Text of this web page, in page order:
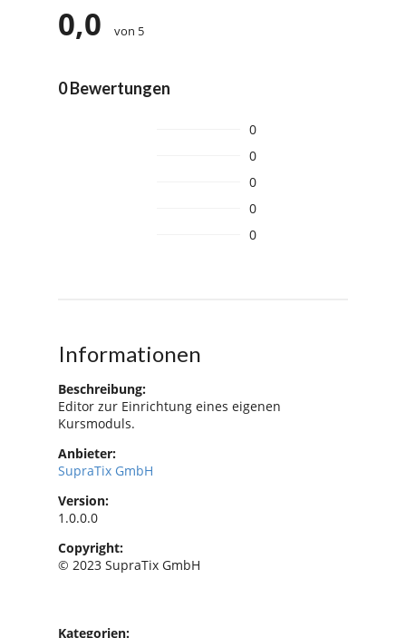
0,0 von 5
0 Bewertungen
0
0
0
0
0
Informationen
Beschreibung:
Editor zur Einrichtung eines eigenen
Kursmoduls.
Anbieter:
SupraTix GmbH
Version:
1.0.0.0
Copyright:
© 2023 SupraTix GmbH
Kategorien: